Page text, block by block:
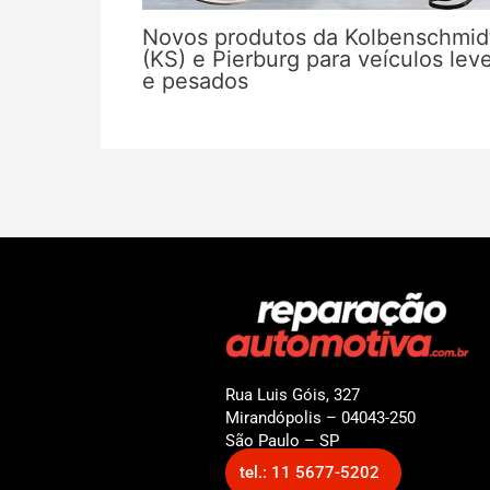
Novos produtos da
(KS) e Pierburg para veículos
e pesados
Rua Luis Góis, 327
Mirandópolis – 04043-250
São Paulo – SP
tel.: 11 5677-5202